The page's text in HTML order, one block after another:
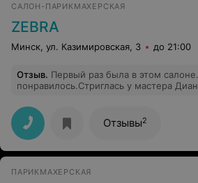
САЛОН-ПАРИКМАХЕРСКАЯ
ZEBRA
Минск, ул. Казимировская, 3 до 21:00
Отзыв. Первый раз была в этом
понравилось.Стриглась у мастера Дианы.Не знала, что
Стрижка получилась очень классной и
Кардинально поменяла свой
к Вам чаще. Спасибо!
Отзывы2
ПАРИКМАХЕРСКАЯ